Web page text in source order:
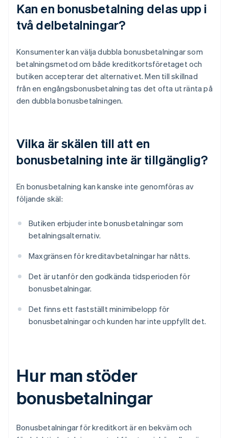
Kan en bonusbetalning delas upp i
två delbetalningar?
Konsumenter kan välja dubbla bonusbetalningar som
betalningsmetod om både kreditkortsföretaget och
butiken accepterar det alternativet. Men till skillnad
från en engångsbonusbetalning tas det ofta ut ränta på
den dubbla bonusbetalningen.
Vilka är skälen till att en
bonusbetalning inte är tillgänglig?
En bonusbetalning kan kanske inte genomföras av
följande skäl:
Butiken erbjuder inte bonusbetalningar som
betalningsalternativ.
Maxgränsen för kreditavbetalningar har nåtts.
Det är utanför den godkända tidsperioden för
bonusbetalningar.
Det finns ett fastställt minimibelopp för
bonusbetalningar och kunden har inte uppfyllt det.
Hur man stöder
bonusbetalningar
Bonusbetalningar för kreditkort är en bekväm och